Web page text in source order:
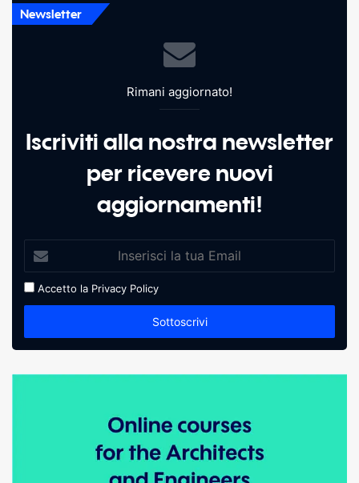
Newsletter
Rimani aggiornato!
Iscriviti alla nostra newsletter
per ricevere nuovi
aggiornamenti!
Accetto la Privacy Policy